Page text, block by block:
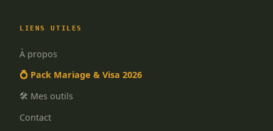
LIENS UTILES
À propos
💍 Pack Mariage & Visa 2026
🛠️ Mes outils
Contact